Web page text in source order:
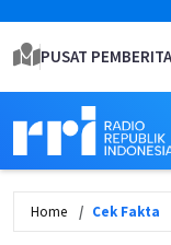
PUSAT
Home Cek Fakta